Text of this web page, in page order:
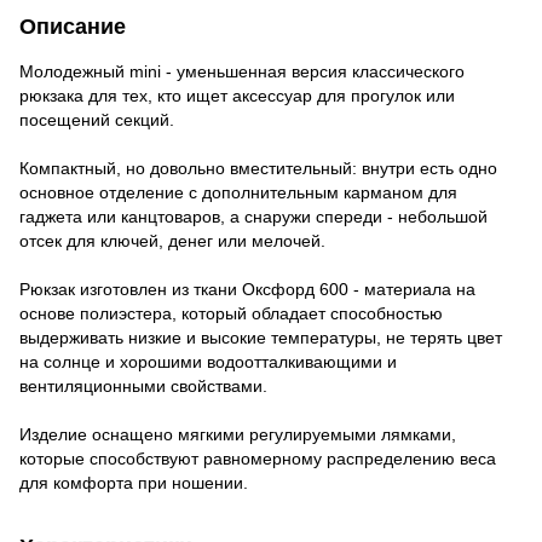
Описание
Молодежный mini - уменьшенная версия классического
рюкзака для тех, кто ищет аксессуар для прогулок или
посещений секций.
Компактный, но довольно вместительный: внутри есть одно
основное отделение с дополнительным карманом для
гаджета или канцтоваров, а снаружи спереди - небольшой
отсек для ключей, денег или мелочей.
Рюкзак изготовлен из ткани Оксфорд 600 - материала на
основе полиэстера, который обладает способностью
выдерживать низкие и высокие температуры, не терять цвет
на солнце и хорошими водоотталкивающими и
вентиляционными свойствами.
Изделие оснащено мягкими регулируемыми лямками,
которые способствуют равномерному распределению веса
для комфорта при ношении.